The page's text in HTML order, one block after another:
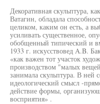
Декоративная скульптура,
Ватагин, обладала
целиком, каким он есть, а
усиливать существенное,
обобщенный типический и
1933 г. искусствовед A.B.
«как важен тот участок
производством "малых
занимала скульптура. В ней
идеологический смысл -
действие формы,
восприятия» .